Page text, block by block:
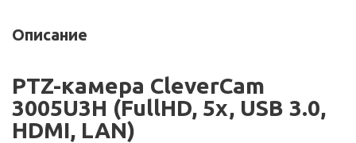
Описание
PTZ-камера CleverCam
3005U3H (FullHD, 5x, USB 3.0,
HDMI, LAN)